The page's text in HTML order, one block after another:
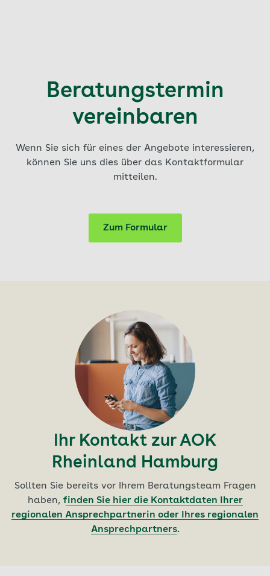
Beratungstermin
vereinbaren
Wenn Sie sich für eines der Angebote interessieren,
können Sie uns dies über das Kontaktformular
mitteilen.
Zum Formular
Ihr Kontakt zur AOK
Rheinland Hamburg
Sollten Sie bereits vor Ihrem Beratungsteam Fragen
haben, finden Sie hier die Kontaktdaten Ihrer
regionalen Ansprechpartnerin oder Ihres regionalen
Ansprechpartners.